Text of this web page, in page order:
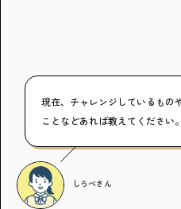
現在、チャレンジしているもの
ことなどあれば教えてください。
しらべさん